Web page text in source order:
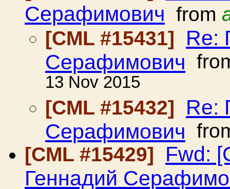
Серафимович from
[CML #15431]
Re:
Серафимович
13 Nov 2015
[CML #15432]
Re:
Серафимович
[CML #15429]
Fwd:
Геннадий